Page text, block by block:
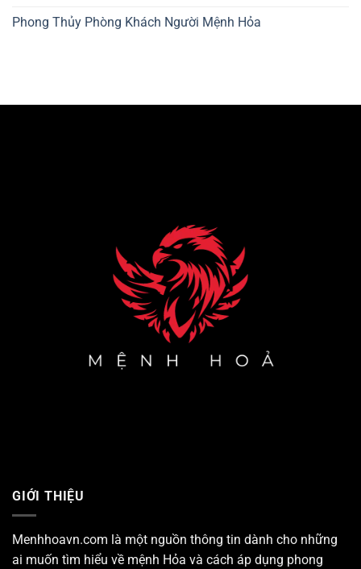
Phong Thủy Phòng Khách Người Mệnh Hỏa
GIỚI THIỆU
Menhhoavn.com là một nguồn thông tin dành cho những
ai muốn tìm hiểu về mệnh Hỏa và cách áp dụng phong